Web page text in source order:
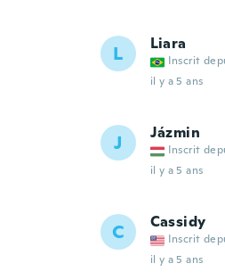
L Liara
Inscrit
il y a 5 ans
J Jázmin
Inscrit
il y a 5 ans
C Cassidy
Inscrit
il y a 5 ans